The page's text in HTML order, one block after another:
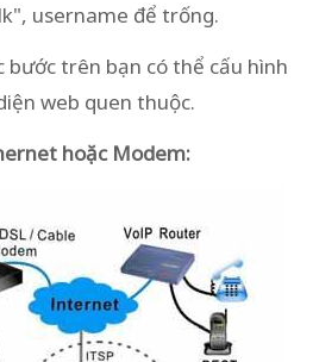
username để trống.
bước trên bạn có thể cấu hình
web quen thuộc.
hoặc Modem: